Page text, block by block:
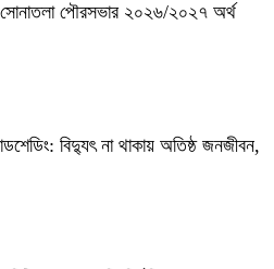
সোনাতলা পৌরসভার ২০২৬/২০২৭ অর্থ
বিদ্যুৎ না থাকায় অতিষ্ঠ জনজীবন,